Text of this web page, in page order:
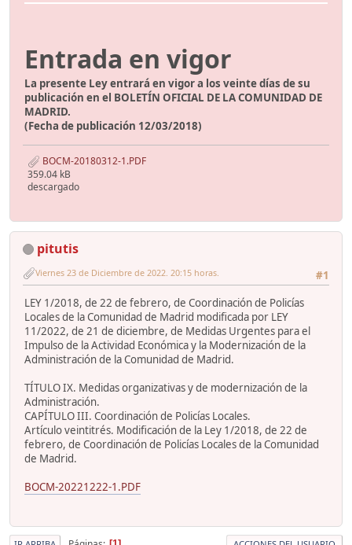
Entrada en vigor
La presente Ley entrará en vigor a los veinte días de su
publicación en el BOLETÍN OFICIAL DE LA COMUNIDAD DE
MADRID.
(Fecha de publicación 12/03/2018)
BOCM-20180312-1.PDF
359.04 kB
descargado
pitutis
#1
Viernes 23 de Diciembre de 2022. 20:15 horas.
LEY 1/2018, de 22 de febrero, de Coordinación de Policías
Locales de la Comunidad de Madrid modificada por LEY
11/2022, de 21 de diciembre, de Medidas Urgentes para el
Impulso de la Actividad Económica y la Modernización de la
Administración de la Comunidad de Madrid.
TÍTULO IX. Medidas organizativas y de modernización de la
Administración.
CAPÍTULO III. Coordinación de Policías Locales.
Artículo veintitrés. Modificación de la Ley 1/2018, de 22 de
febrero, de Coordinación de Policías Locales de la Comunidad
de Madrid.
BOCM-20221222-1.PDF